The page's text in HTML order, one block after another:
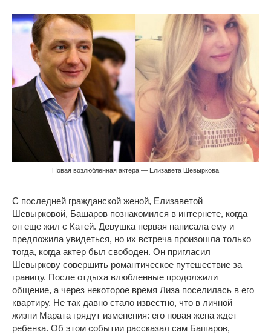
Новая возлюбленная актера — Елизавета Шевыркова
С последней гражданской женой, Елизаветой
Шевырковой, Башаров познакомился в интернете, когда
он еще жил с Катей. Девушка первая написала ему и
предложила увидеться, но их встреча произошла только
тогда, когда актер был свободен. Он пригласил
Шевыркову совершить романтическое путешествие за
границу. После отдыха влюбленные продолжили
общение, а через некоторое время Лиза поселилась в его
квартиру. Не так давно стало известно, что в личной
жизни Марата грядут изменения: его новая жена ждет
ребенка. Об этом событии рассказал сам Башаров,